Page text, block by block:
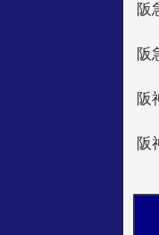
阪
阪
阪
阪